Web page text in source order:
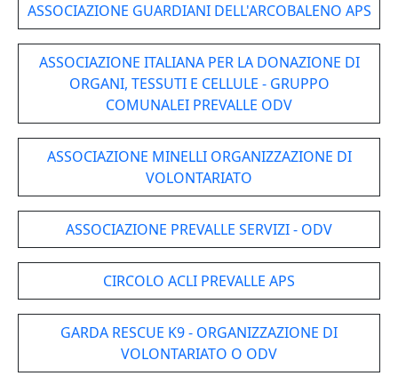
ASSOCIAZIONE GUARDIANI DELL'ARCOBALENO APS
ASSOCIAZIONE ITALIANA PER LA DONAZIONE DI
ORGANI, TESSUTI E CELLULE - GRUPPO
COMUNALEI PREVALLE ODV
ASSOCIAZIONE MINELLI ORGANIZZAZIONE DI
VOLONTARIATO
ASSOCIAZIONE PREVALLE SERVIZI - ODV
CIRCOLO ACLI PREVALLE APS
GARDA RESCUE K9 - ORGANIZZAZIONE DI
VOLONTARIATO O ODV